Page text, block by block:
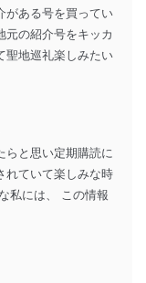
ューの機会を通
を継続的に改
ネジメントシ
以下までご連
す。
報問い合わせ
がある号を買ってい
元の紹介号をキッカ
聖地巡礼楽しみたい
らと思い定期購読に
れていて楽しみな時
私には、 この情報